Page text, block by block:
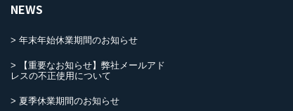
NEWS
年末年始休業期間のお知らせ
【重要なお知らせ】弊社メールアド
レスの不正使用について
夏季休業期間のお知らせ